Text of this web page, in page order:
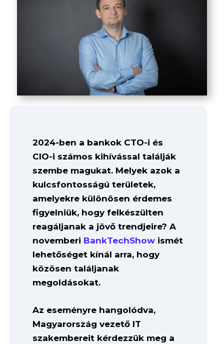
2024-ben a bankok CTO-i és
CIO-i számos kihívással találják
szembe magukat. Melyek azok a
kulcsfontosságú területek,
amelyekre különösen érdemes
figyelniük, hogy felkészülten
reagáljanak a jövő trendjeire? A
novemberi BankTechShow ismét
lehetőséget kínál arra, hogy
közösen találjanak
megoldásokat.
Az eseményre hangolódva,
Magyarország vezető IT
szakembereit kérdezzük meg a